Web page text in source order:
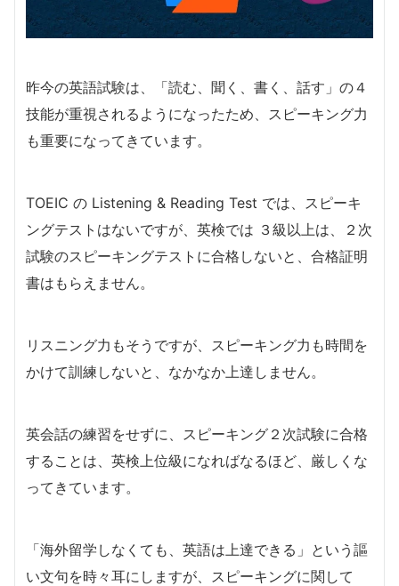
昨今の英語試験は、「読む、聞く、書く、話す」の４
技能が重視されるようになったため、スピーキング力
も重要になってきています。
TOEIC の Listening & Reading Test では、スピーキ
ングテストはないですが、英検では ３級以上は、２次
試験のスピーキングテストに合格しないと、合格証明
書はもらえません。
リスニング力もそうですが、スピーキング力も時間を
かけて訓練しないと、なかなか上達しません。
英会話の練習をせずに、スピーキング２次試験に合格
することは、英検上位級になればなるほど、厳しくな
ってきています。
「海外留学しなくても、英語は上達できる」という謳
い文句を時々耳にしますが、スピーキングに関して